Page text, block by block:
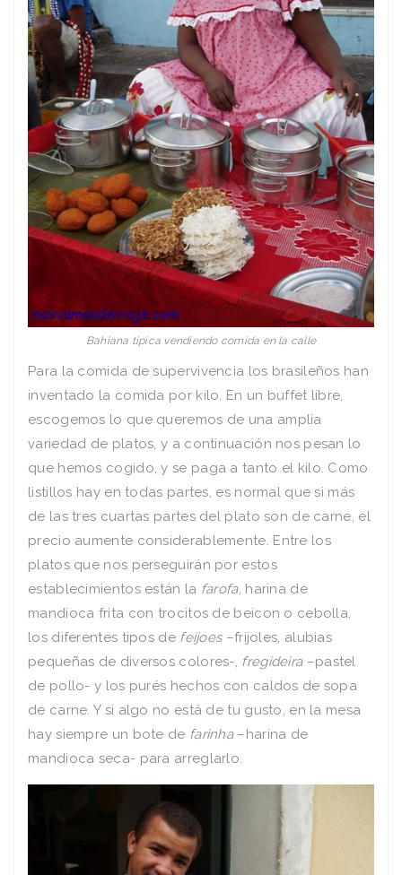
Bahiana tipica vendiendo comida en la calle
Para la comida de supervivencia los brasileños han
inventado la comida por kilo. En un buffet libre,
escogemos lo que queremos de una amplia
variedad de platos, y a continuación nos pesan lo
que hemos cogido, y se paga a tanto el kilo. Como
listillos hay en todas partes, es normal que si más
de las tres cuartas partes del plato son de carne, el
precio aumente considerablemente. Entre los
platos que nos perseguirán por estos
establecimientos están la farofa, harina de
mandioca frita con trocitos de beicon o cebolla,
los diferentes tipos de feijoes –frijoles, alubias
pequeñas de diversos colores-, fregideira–pastel
de pollo- y los purés hechos con caldos de sopa
de carne. Y si algo no está de tu gusto, en la mesa
hay siempre un bote de farinha–harina de
mandioca seca- para arreglarlo.